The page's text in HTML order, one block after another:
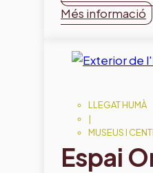
Més informació
LLEGAT HUMÀ
|
MUSEUS I
Espai